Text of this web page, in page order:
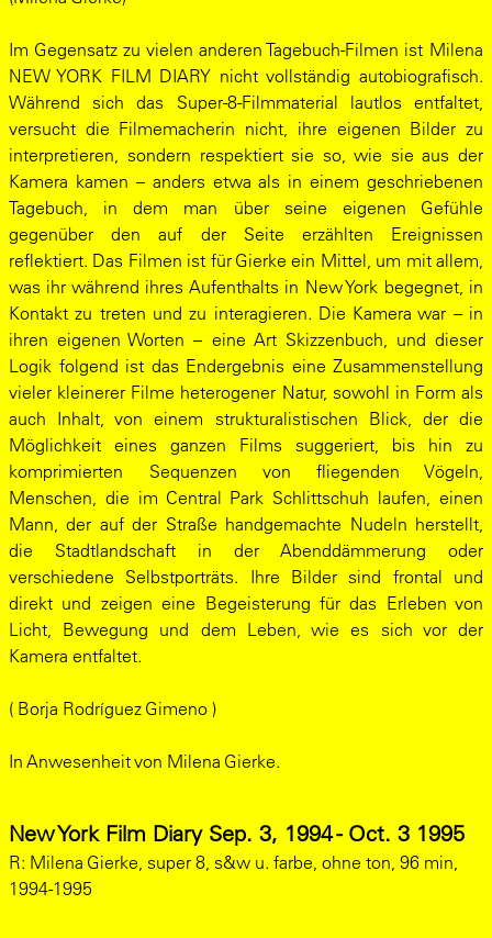
Im Gegensatz zu vielen anderen Tagebuch-Filmen ist Milena
NEW YORK FILM DIARY nicht vollständig autobiografisch.
Während sich das Super-8-Filmmaterial lautlos entfaltet,
versucht die Filmemacherin nicht, ihre eigenen Bilder zu
interpretieren, sondern respektiert sie so, wie sie aus der
Kamera kamen – anders etwa als in einem geschriebenen
Tagebuch, in dem man über seine eigenen Gefühle
gegenüber den auf der Seite erzählten Ereignissen
reflektiert. Das Filmen ist für Gierke ein Mittel, um mit allem,
was ihr während ihres Aufenthalts in New York begegnet, in
Kontakt zu treten und zu interagieren. Die Kamera war – in
ihren eigenen Worten – eine Art Skizzenbuch, und dieser
Logik folgend ist das Endergebnis eine Zusammenstellung
vieler kleinerer Filme heterogener Natur, sowohl in Form als
auch Inhalt, von einem strukturalistischen Blick, der die
Möglichkeit eines ganzen Films suggeriert, bis hin zu
komprimierten Sequenzen von fliegenden Vögeln,
Menschen, die im Central Park Schlittschuh laufen, einen
Mann, der auf der Straße handgemachte Nudeln herstellt,
die Stadtlandschaft in der Abenddämmerung oder
verschiedene Selbstporträts. Ihre Bilder sind frontal und
direkt und zeigen eine Begeisterung für das Erleben von
Licht, Bewegung und dem Leben, wie es sich vor der
Kamera entfaltet.
( Borja Rodríguez Gimeno )
In Anwesenheit von Milena Gierke.
New York Film Diary Sep. 3, 1994 - Oct. 3 1995
R: Milena Gierke, super 8, s&w u. farbe, ohne ton, 96 min,
1994-1995